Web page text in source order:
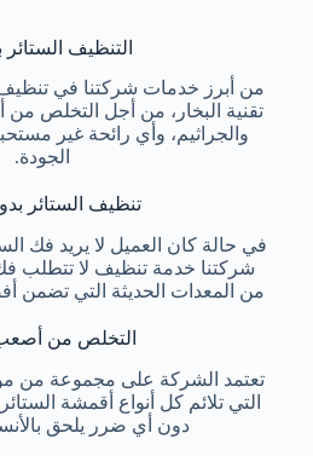
التنظيف الستائر
من أبرز خدمات شركتنا في تنظيف
تقنية البخار، من أجل التخلص من
والجراثيم، وأي رائحة غير
الجودة.
تنظيف الستائر
في حالة كان العميل لا يريد فك
شركتنا خدمة تنظيف لا
من المعدات الحديثة التي تضمن
التخلص من
تعتمد الشركة على مجموعة من
التي تلائم كل أنواع أقمشة
دون أي ضرر يلحق